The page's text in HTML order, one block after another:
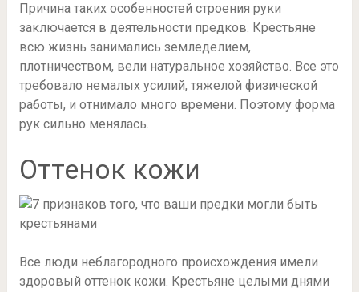
Причина таких особенностей строения руки
заключается в деятельности предков. Крестьяне
всю жизнь занимались земледелием,
плотничеством, вели натуральное хозяйство. Все это
требовало немалых усилий, тяжелой физической
работы, и отнимало много времени. Поэтому форма
рук сильно менялась.
Оттенок кожи
Все люди неблагородного происхождения имели
здоровый оттенок кожи. Крестьяне целыми днями